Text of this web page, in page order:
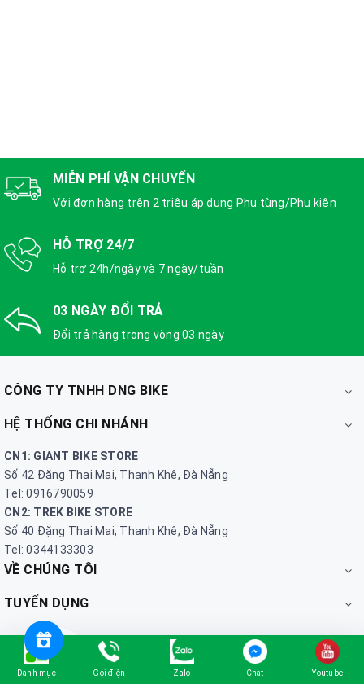
MIỄN PHÍ VẬN CHUYỂN
Với đơn hàng trên 2 triệu áp dụng Phụ tùng/Phụ kiện
HỖ TRỢ 24/7
Hỗ trợ 24h/ngày và 7 ngày/tuần
03 NGÀY ĐỔI TRẢ
Đổi trả hàng trong vòng 03 ngày
CÔNG TY TNHH DNG BIKE
HỆ THỐNG CHI NHÁNH
CN1: GIANT BIKE STORE
Số 42 Đặng Thai Mai, Thanh Khê, Đà Nẵng
Tel: 0916790059
CN2: TREK BIKE STORE
Số 40 Đặng Thai Mai, Thanh Khê, Đà Nẵng
Tel: 0344133303
VỀ CHÚNG TÔI
TUYỂN DỤNG
Danh mục Gọi điện Zalo Chat Youtube